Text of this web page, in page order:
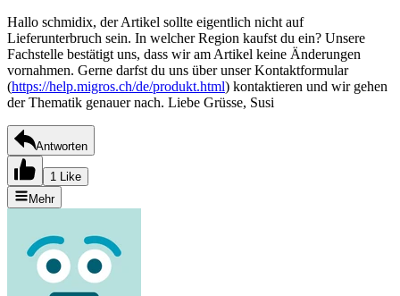
Hallo schmidix, der Artikel sollte eigentlich nicht auf
Lieferunterbruch sein. In welcher Region kaufst du ein? Unsere
Fachstelle bestätigt uns, dass wir am Artikel keine Änderungen
vornahmen. Gerne darfst du uns über unser Kontaktformular
(https://help.migros.ch/de/produkt.html) kontaktieren und wir gehen
der Thematik genauer nach. Liebe Grüsse, Susi
Antworten
1 Like
Mehr